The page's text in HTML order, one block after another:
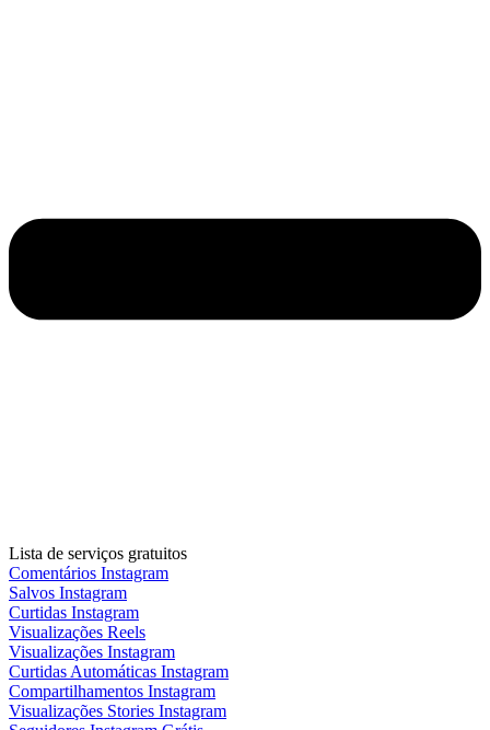
Lista de serviços gratuitos
Comentários Instagram
Salvos Instagram
Curtidas Instagram
Visualizações Reels
Visualizações Instagram
Curtidas Automáticas Instagram
Compartilhamentos Instagram
Visualizações Stories Instagram